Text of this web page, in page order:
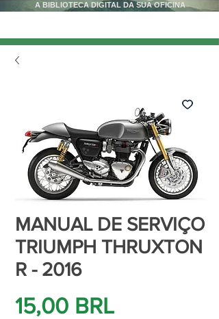
A BIBLIOTECA DIGITAL DA SUA OFICINA
MANUAL DE SERVIÇO
TRIUMPH THRUXTON
R - 2016
15,00 BRLPrecio